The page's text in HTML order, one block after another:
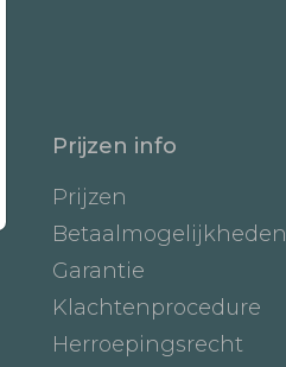
Prijzen info
Prijzen
Betaalmogelijkheden
Garantie
Klachtenprocedure
Herroepingsrecht